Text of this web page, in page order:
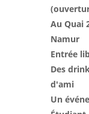
Au Quai
Namur
Entrée
Des
d'ami
Un